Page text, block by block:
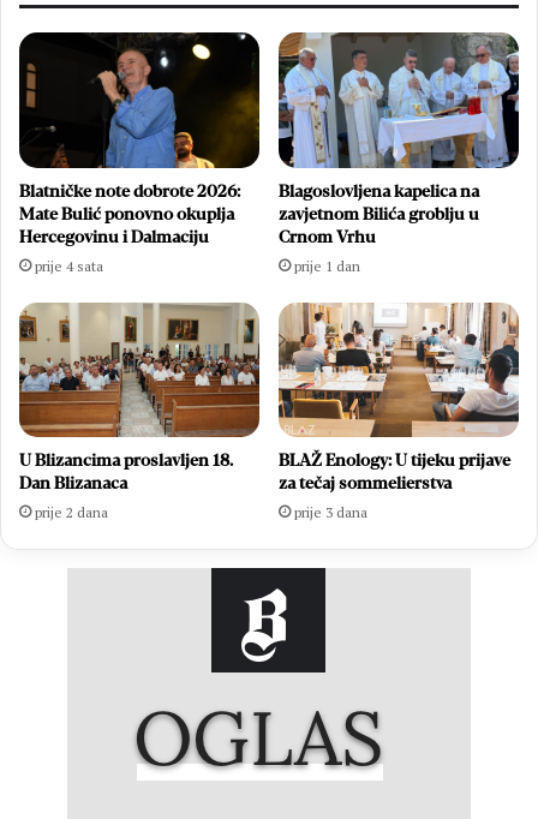
Blatničke note dobrote 2026:
Mate Bulić ponovno okuplja
Hercegovinu i Dalmaciju
prije 4 sata
Blagoslovljena kapelica na
zavjetnom Bilića groblju u
Crnom Vrhu
prije 1 dan
U Blizancima proslavljen 18.
Dan Blizanaca
prije 2 dana
BLAŽ Enology: U tijeku prijave
za tečaj sommelierstva
prije 3 dana